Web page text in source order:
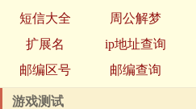
短信大全
周公解梦
扩展名
ip地址查询
邮编区号
邮编查询
游戏测试